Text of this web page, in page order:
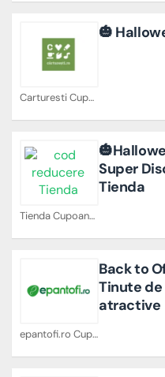
Carturesti Cupoane
🎃
Tienda Cupoane
Super
Tienda
epantofi.ro Cupoane
Back to
Tinute
atractive